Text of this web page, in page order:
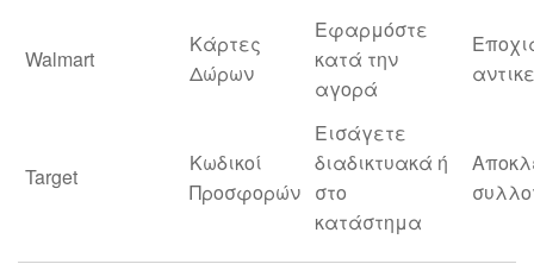
Walmart
Κάρτες
Δώρων
Εφαρμόστε
κατά την
αγορά
Target
Κωδικοί
Προσφορών
Εισάγετε
διαδικτυακά ή
στο
κατάστημα